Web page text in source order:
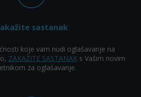
sastanak
koje vam nudi oglašavanje na
ZAKAŽITE SASTANAKs Vašim novim
za oglašavanje.